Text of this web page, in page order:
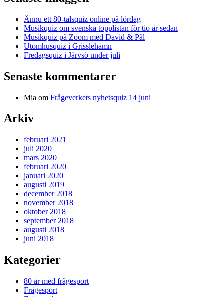
Ännu ett 80-talsquiz online på lördag
Musikquiz om svenska topplistan för tio år sedan
Musikquiz på Zoom med David & Pål
Utomhusquiz i Grisslehamn
Fredagsquiz i Järvsö under juli
Senaste kommentarer
Mia om Frågeverkets nyhetsquiz 14 juni
Arkiv
februari 2021
juli 2020
mars 2020
februari 2020
januari 2020
augusti 2019
december 2018
november 2018
oktober 2018
september 2018
augusti 2018
juni 2018
Kategorier
80 år med frågesport
Frågesport